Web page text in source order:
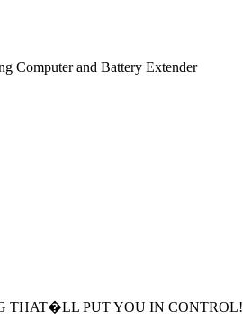
Computer and Battery Extender
THAT�LL PUT YOU IN CONTROL!